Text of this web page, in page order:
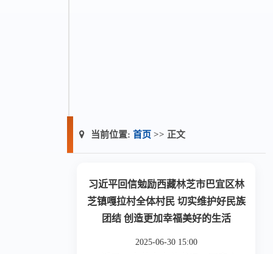
当前位置: 首页 >> 正文
习近平回信勉励西藏林芝市巴宜区林
芝镇嘎拉村全体村民 切实维护好民族
团结 创造更加幸福美好的生活
2025-06-30 15:00